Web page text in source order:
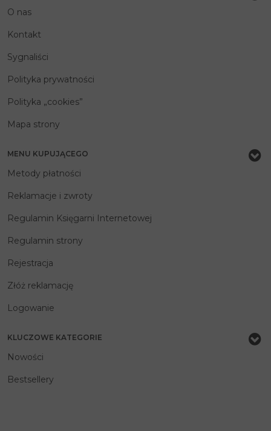
O nas
Kontakt
Sygnaliści
Polityka prywatności
Polityka „cookies”
Mapa strony
MENU KUPUJĄCEGO
Metody płatności
Reklamacje i zwroty
Regulamin Księgarni Internetowej
Regulamin strony
Rejestracja
Złóż reklamację
Logowanie
KLUCZOWE KATEGORIE
Nowości
Bestsellery